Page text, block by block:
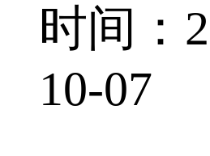
时间：
10-07